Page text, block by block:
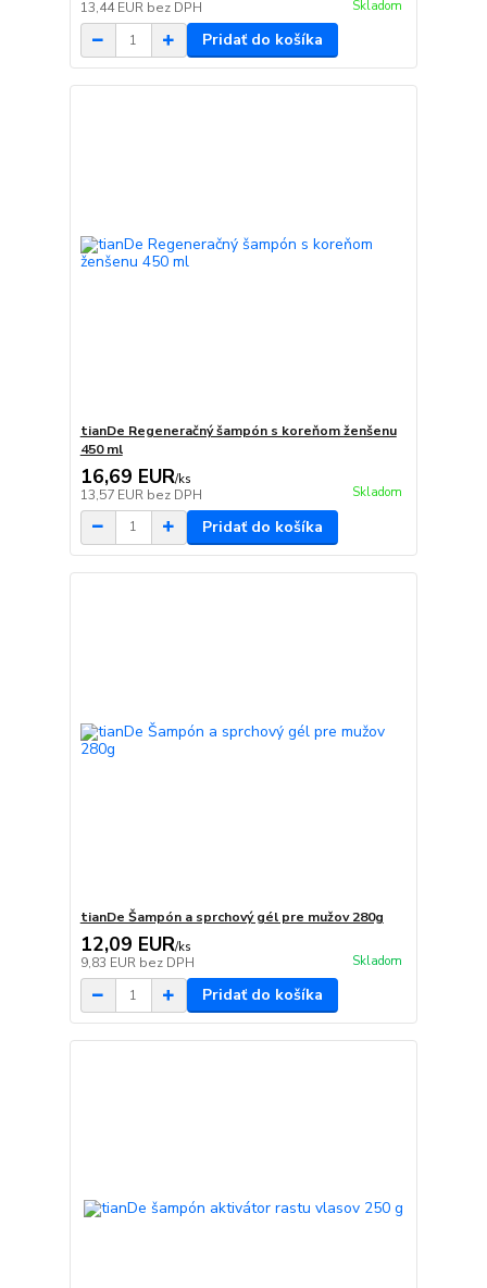
13,44 EUR bez DPH Skladom
Pridať do košíka
tianDe Regeneračný šampón s koreňom ženšenu
450 ml
16,69 EUR/ks
13,57 EUR bez DPH Skladom
Pridať do košíka
tianDe Šampón a sprchový gél pre mužov 280g
12,09 EUR/ks
9,83 EUR bez DPH Skladom
Pridať do košíka